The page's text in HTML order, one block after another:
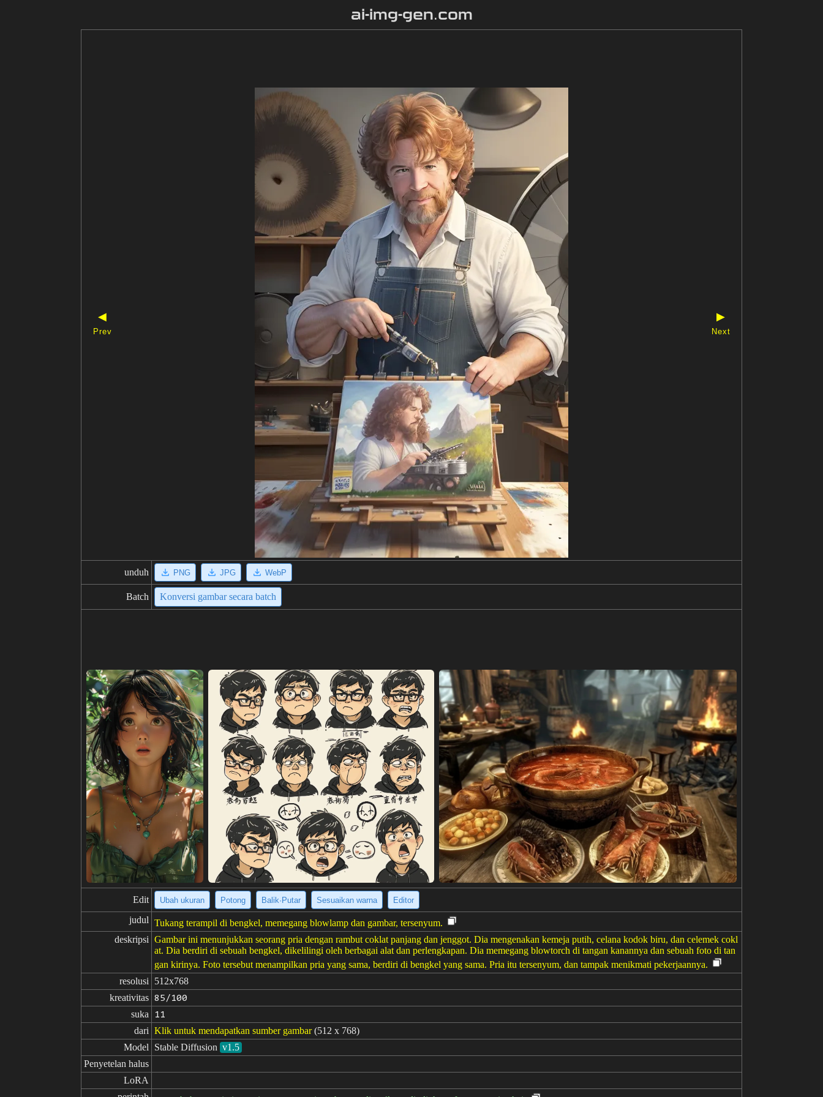
ai-img-gen.com
◀
Prev
▶
Next
unduh PNG JPG WebP
Batch Konversi gambar secara batch
Edit Ubah ukuran Potong Balik·Putar Sesuaikan warna Editor
judul Tukang terampil di bengkel, memegang blowlamp dan gambar, tersenyum.
deskripsi Gambar ini menunjukkan seorang pria dengan rambut coklat panjang dan jenggot. Dia mengenakan kemeja putih, celana kodok biru, dan celemek cokl
at. Dia berdiri di sebuah bengkel, dikelilingi oleh berbagai alat dan perlengkapan. Dia memegang blowtorch di tangan kanannya dan sebuah foto di tan
gan kirinya. Foto tersebut menampilkan pria yang sama, berdiri di bengkel yang sama. Pria itu tersenyum, dan tampak menikmati pekerjaannya.
resolusi
512x768
kreativitas 85/100
suka 11
dari Klik untuk mendapatkan sumber gambar (512 x 768)
Model
Stable Diffusion v1.5
Penyetelan halus
LoRA